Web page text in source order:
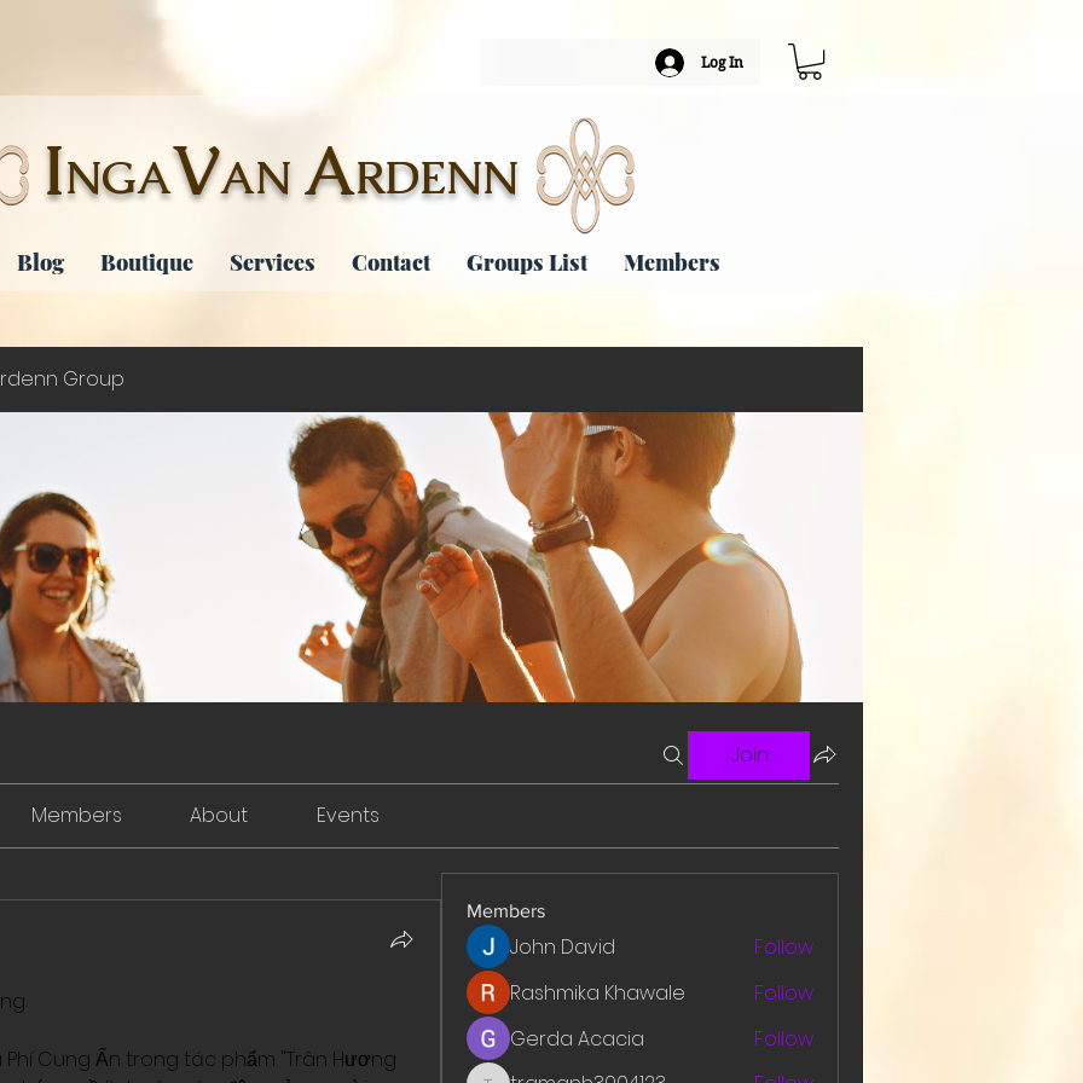
Log In
INGAVAN ARDENN
Blog Boutique Services Contact Groups List Members
Group
Join
Members About Events
Cung Ấn trong tác phẩm "Trân Hương
Members
John David
Follow
Rashmika Khawale
Follow
Gerda Acacia
Follow